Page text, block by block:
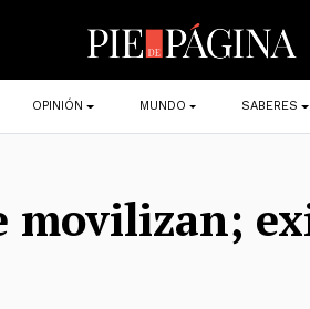
OPINIÓN MUNDO SABERES
movilizan;